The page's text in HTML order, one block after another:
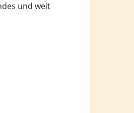
und weit